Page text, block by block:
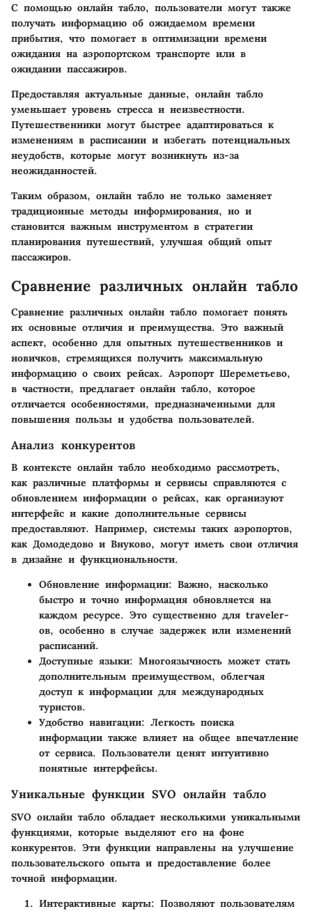
С помощью онлайн табло, пользователи могут также
получать информацию об ожидаемом времени
прибытия, что помогает в оптимизации времени
ожидания на аэропортском транспорте или в
ожидании пассажиров.
Предоставляя актуальные данные, онлайн табло
уменьшает уровень стресса и неизвестности.
Путешественники могут быстрее адаптироваться к
изменениям в расписании и избегать потенциальных
неудобств, которые могут возникнуть из-за
неожиданностей.
Таким образом, онлайн табло не только заменяет
традиционные методы информирования, но и
становится важным инструментом в стратегии
планирования путешествий, улучшая общий опыт
пассажиров.
Сравнение различных онлайн табло
Сравнение различных онлайн табло помогает понять
их основные отличия и преимущества. Это важный
аспект, особенно для опытных путешественников и
новичков, стремящихся получить максимальную
информацию о своих рейсах. Аэропорт Шереметьево,
в частности, предлагает онлайн табло, которое
отличается особенностями, предназначенными для
повышения пользы и удобства пользователей.
Анализ конкурентов
В контексте онлайн табло необходимо рассмотреть,
как различные платформы и сервисы справляются с
обновлением информации о рейсах, как организуют
интерфейс и какие дополнительные сервисы
предоставляют. Например, системы таких аэропортов,
как Домодедово и Внуково, могут иметь свои отличия
в дизайне и функциональности.
Обновление информации: Важно, насколько
быстро и точно информация обновляется на
каждом ресурсе. Это существенно для traveler-
ов, особенно в случае задержек или изменений
расписаний.
Доступные языки: Многоязычность может стать
дополнительным преимуществом, облегчая
доступ к информации для международных
туристов.
Удобство навигации: Легкость поиска
информации также влияет на общее впечатление
от сервиса. Пользователи ценят интуитивно
понятные интерфейсы.
Уникальные функции SVO онлайн табло
SVO онлайн табло обладает несколькими уникальными
функциями, которые выделяют его на фоне
конкурентов. Эти функции направлены на улучшение
пользовательского опыта и предоставление более
точной информации.
Интерактивные карты: Позволяют пользователям